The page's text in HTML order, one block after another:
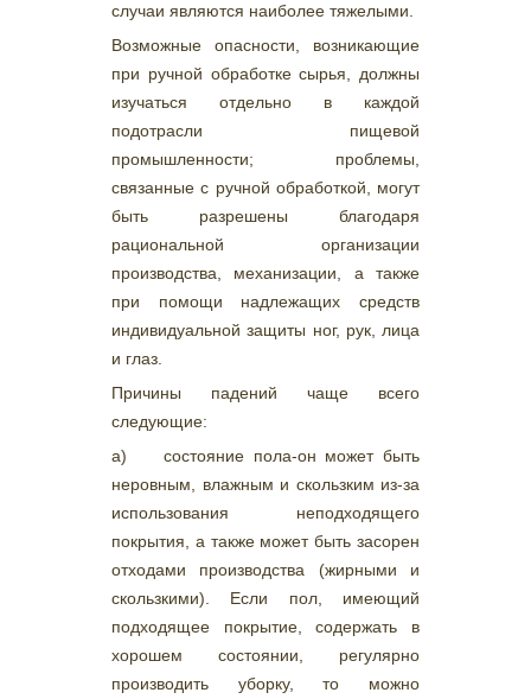
случаи являются наиболее тяжелыми.
Возможные опасности, возникающие
при ручной обработке сырья, должны
изучаться отдельно в каждой
подотрасли пищевой
промышленности; проблемы,
связанные с ручной обработкой, могут
быть разрешены благодаря
рациональной организации
производства, механизации, а также
при помощи надлежащих средств
индивидуальной защиты ног, рук, лица
и глаз.
Причины падений чаще всего
следующие:
а) состояние пола-он может быть
неровным, влажным и скользким из-за
использования неподходящего
покрытия, а также может быть засорен
отходами производства (жирными и
скользкими). Если пол, имеющий
подходящее покрытие, содержать в
хорошем состоянии, регулярно
производить уборку, то можно